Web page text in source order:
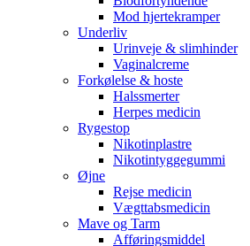
Mod hjertekramper
Underliv
Urinveje & slimhinder
Vaginalcreme
Forkølelse & hoste
Halssmerter
Herpes medicin
Rygestop
Nikotinplastre
Nikotintyggegummi
Øjne
Rejse medicin
Vægttabsmedicin
Mave og Tarm
Afføringsmiddel